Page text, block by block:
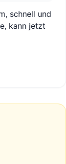
schnell und
kann jetzt